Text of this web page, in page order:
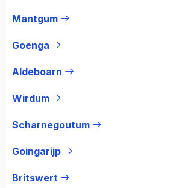
Mantgum
Goenga
Aldeboarn
Wirdum
Scharnegoutum
Goingarijp
Britswert